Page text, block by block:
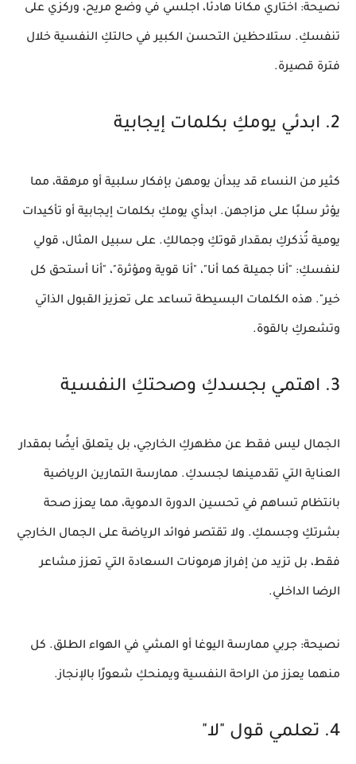
نصيحة: اختاري مكانًا هادئًا، اجلسي في وضع مريح، وركزي على
تنفسكِ. ستلاحظين التحسن الكبير في حالتكِ النفسية خلال
فترة قصيرة.
2. ابدئي يومكِ بكلمات إيجابية
كثير من النساء قد يبدأن يومهن بإفكار سلبية أو مرهقة، مما
يؤثر سلبًا على مزاجهن. ابدأي يومكِ بكلمات إيجابية أو تأكيدات
يومية تُذكركِ بمقدار قوتكِ وجمالكِ. على سبيل المثال، قولي
لنفسكِ: "أنا جميلة كما أنا"، "أنا قوية ومؤثرة"، "أنا أستحق كل
خير". هذه الكلمات البسيطة تساعد على تعزيزالقبول الذاتي
وتشعركِ بالقوة.
3. اهتمي بجسدكِ وصحتكِ النفسية
الجمال ليس فقط عن مظهركِ الخارجي، بل يتعلق أيضًا بمقدار
العناية التي تقدمينها لجسدكِ. ممارسة التمارين الرياضية
بانتظام تساهم في تحسين الدورة الدموية، مما يعزز صحة
بشرتكِ وجسمكِ. ولا تقتصر فوائد الرياضة على الجمال الخارجي
فقط، بل تزيد من إفراز هرمونات السعادة التي تعزز مشاعر
الرضا الداخلي.
نصيحة: جربي ممارسة اليوغا أو المشي في الهواء الطلق. كل
منهما يعزز من الراحة النفسية ويمنحكِ شعورًا بالإنجاز.
4. تعلمي قول "لا"